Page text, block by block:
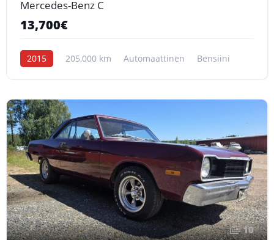
Mercedes-Benz C
13,700€
2015 205,000 km Automaattinen Bensiini
10